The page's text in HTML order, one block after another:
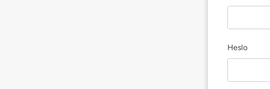
Heslo